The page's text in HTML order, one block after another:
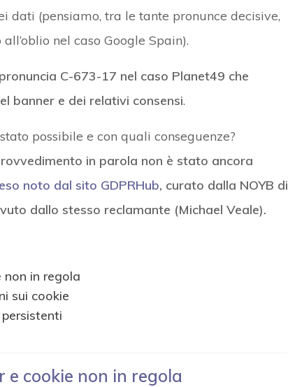
(pensiamo, tra le tante pronunce decisive,
nel caso Google Spain).
C-673-17 nel caso Planet49 che
banner e dei relativi consensi.
possibile e con quali conseguenze?
in parola non è stato ancora
noto dal sito GDPRHub, curato dalla NOYB di
dallo stesso reclamante (Michael Veale).
non in regola
sui cookie
e cookie non in regola